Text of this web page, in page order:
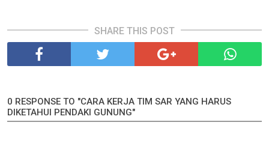
SHARE THIS POST
0 RESPONSE TO "CARA KERJA TIM SAR YANG HARUS
DIKETAHUI PENDAKI GUNUNG"